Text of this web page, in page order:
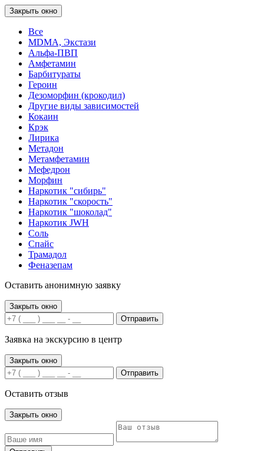
Закрыть окно
Все
MDMA, Экстази
Альфа-ПВП
Амфетамин
Барбитураты
Героин
Дезоморфин (крокодил)
Другие виды зависимостей
Кокаин
Крэк
Лирика
Метадон
Метамфетамин
Мефедрон
Морфин
Наркотик "сибирь"
Наркотик "скорость"
Наркотик "шоколад"
Наркотик JWH
Соль
Спайс
Трамадол
Феназепам
Оставить анонимную заявку
Закрыть окно
Отправить
Заявка на экскурсию в центр
Закрыть окно
Отправить
Оставить отзыв
Закрыть окно